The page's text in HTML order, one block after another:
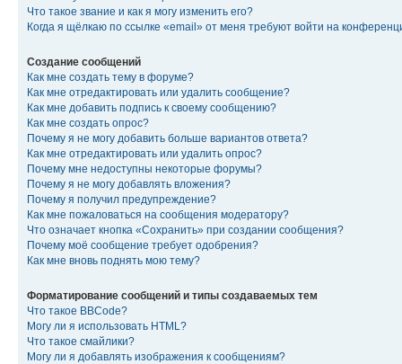
Что такое звание и как я могу изменить его?
Когда я щёлкаю по ссылке «email» от меня требуют войти на
Создание сообщений
Как мне создать тему в форуме?
Как мне отредактировать или удалить сообщение?
Как мне добавить подпись к своему сообщению?
Как мне создать опрос?
Почему я не могу добавить больше вариантов ответа?
Как мне отредактировать или удалить опрос?
Почему мне недоступны некоторые форумы?
Почему я не могу добавлять вложения?
Почему я получил предупреждение?
Как мне пожаловаться на сообщения модератору?
Что означает кнопка «Сохранить» при создании сообщения?
Почему моё сообщение требует одобрения?
Как мне вновь поднять мою тему?
Форматирование сообщений и типы создаваемых тем
Что такое BBCode?
Могу ли я использовать HTML?
Что такое смайлики?
Могу ли я добавлять изображения к сообщениям?